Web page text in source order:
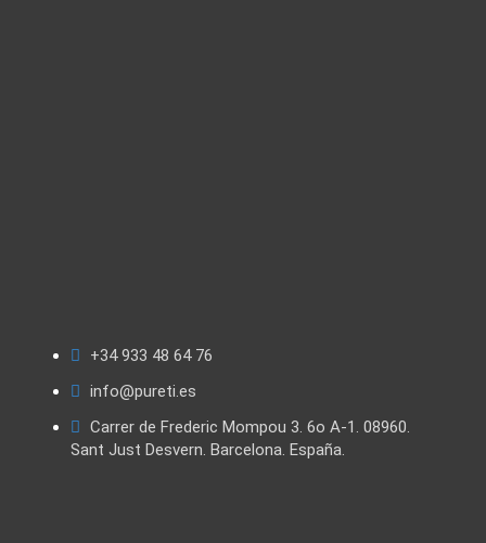
+34 933 48 64 76
info@pureti.es
Carrer de Frederic Mompou 3. 6o A-1. 08960.
Sant Just Desvern. Barcelona. España.